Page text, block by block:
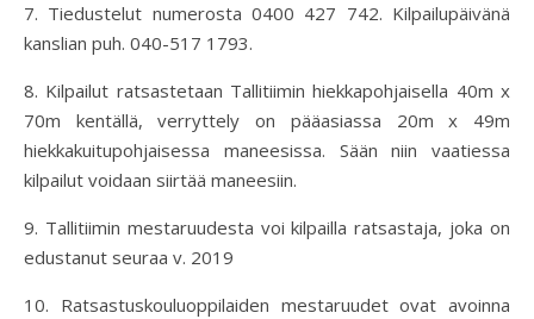
7. Tiedustelut numerosta 0400 427 742. Kilpailupäivänä
kanslian puh. 040-517 1793.
8. Kilpailut ratsastetaan Tallitiimin hiekkapohjaisella 40m x
70m kentällä, verryttely on pääasiassa 20m x 49m
hiekkakuitupohjaisessa maneesissa. Sään niin vaatiessa
kilpailut voidaan siirtää maneesiin.
9. Tallitiimin mestaruudesta voi kilpailla ratsastaja, joka on
edustanut seuraa v. 2019
10. Ratsastuskouluoppilaiden mestaruudet ovat avoinna